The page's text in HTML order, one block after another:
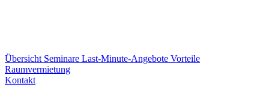
Übersicht Seminare Last-Minute-Angebote Vorteile
Raumvermietung
Kontakt